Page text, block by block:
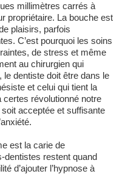
millimètres carrés à
propriétaire. La bouche est
plaisirs, parfois
C’est pourquoi les soins
de stress et même
au chirurgien qui
dentiste doit être dans le
et celui qui tient la
certes révolutionné notre
soit acceptée et suffisante
est la carie de
dentistes restent quand
d’ajouter l’hypnose à